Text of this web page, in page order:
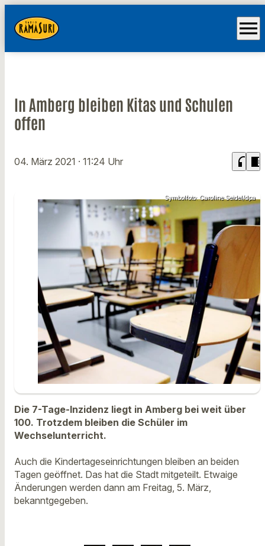
menu
In Amberg bleiben Kitas und Schulen
offen
04. März 2021 · 11:24 Uhr headphones chrome_reader_mode
Symbolfoto: Caroline Seidel/dpa
Die 7-Tage-Inzidenz liegt in Amberg bei weit über
100. Trotzdem bleiben die Schüler im
Wechselunterricht.
Auch die Kindertageseinrichtungen bleiben an beiden
Tagen geöffnet. Das hat die Stadt mitgeteilt. Etwaige
Änderungen werden dann am Freitag, 5. März,
bekanntgegeben.